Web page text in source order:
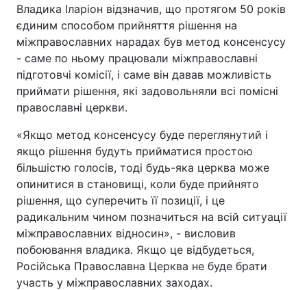
Владика Іларіон відзначив, що протягом 50 років
єдиним способом прийняття рішення на
міжправославних нарадах був метод консенсусу
- саме по ньому працювали міжправославні
підготовчі комісії, і саме він давав можливість
приймати рішення, які задовольняли всі помісні
православні церкви.
«Якщо метод консенсусу буде переглянутий і
якщо рішення будуть прийматися простою
більшістю голосів, тоді будь-яка церква може
опинитися в становищі, коли буде прийнято
рішення, що суперечить її позиції, і це
радикальним чином позначиться на всій ситуації
міжправославних відносин», - висловив
побоювання владика. Якщо це відбудеться,
Російська Православна Церква не буде брати
участь у міжправославних заходах.